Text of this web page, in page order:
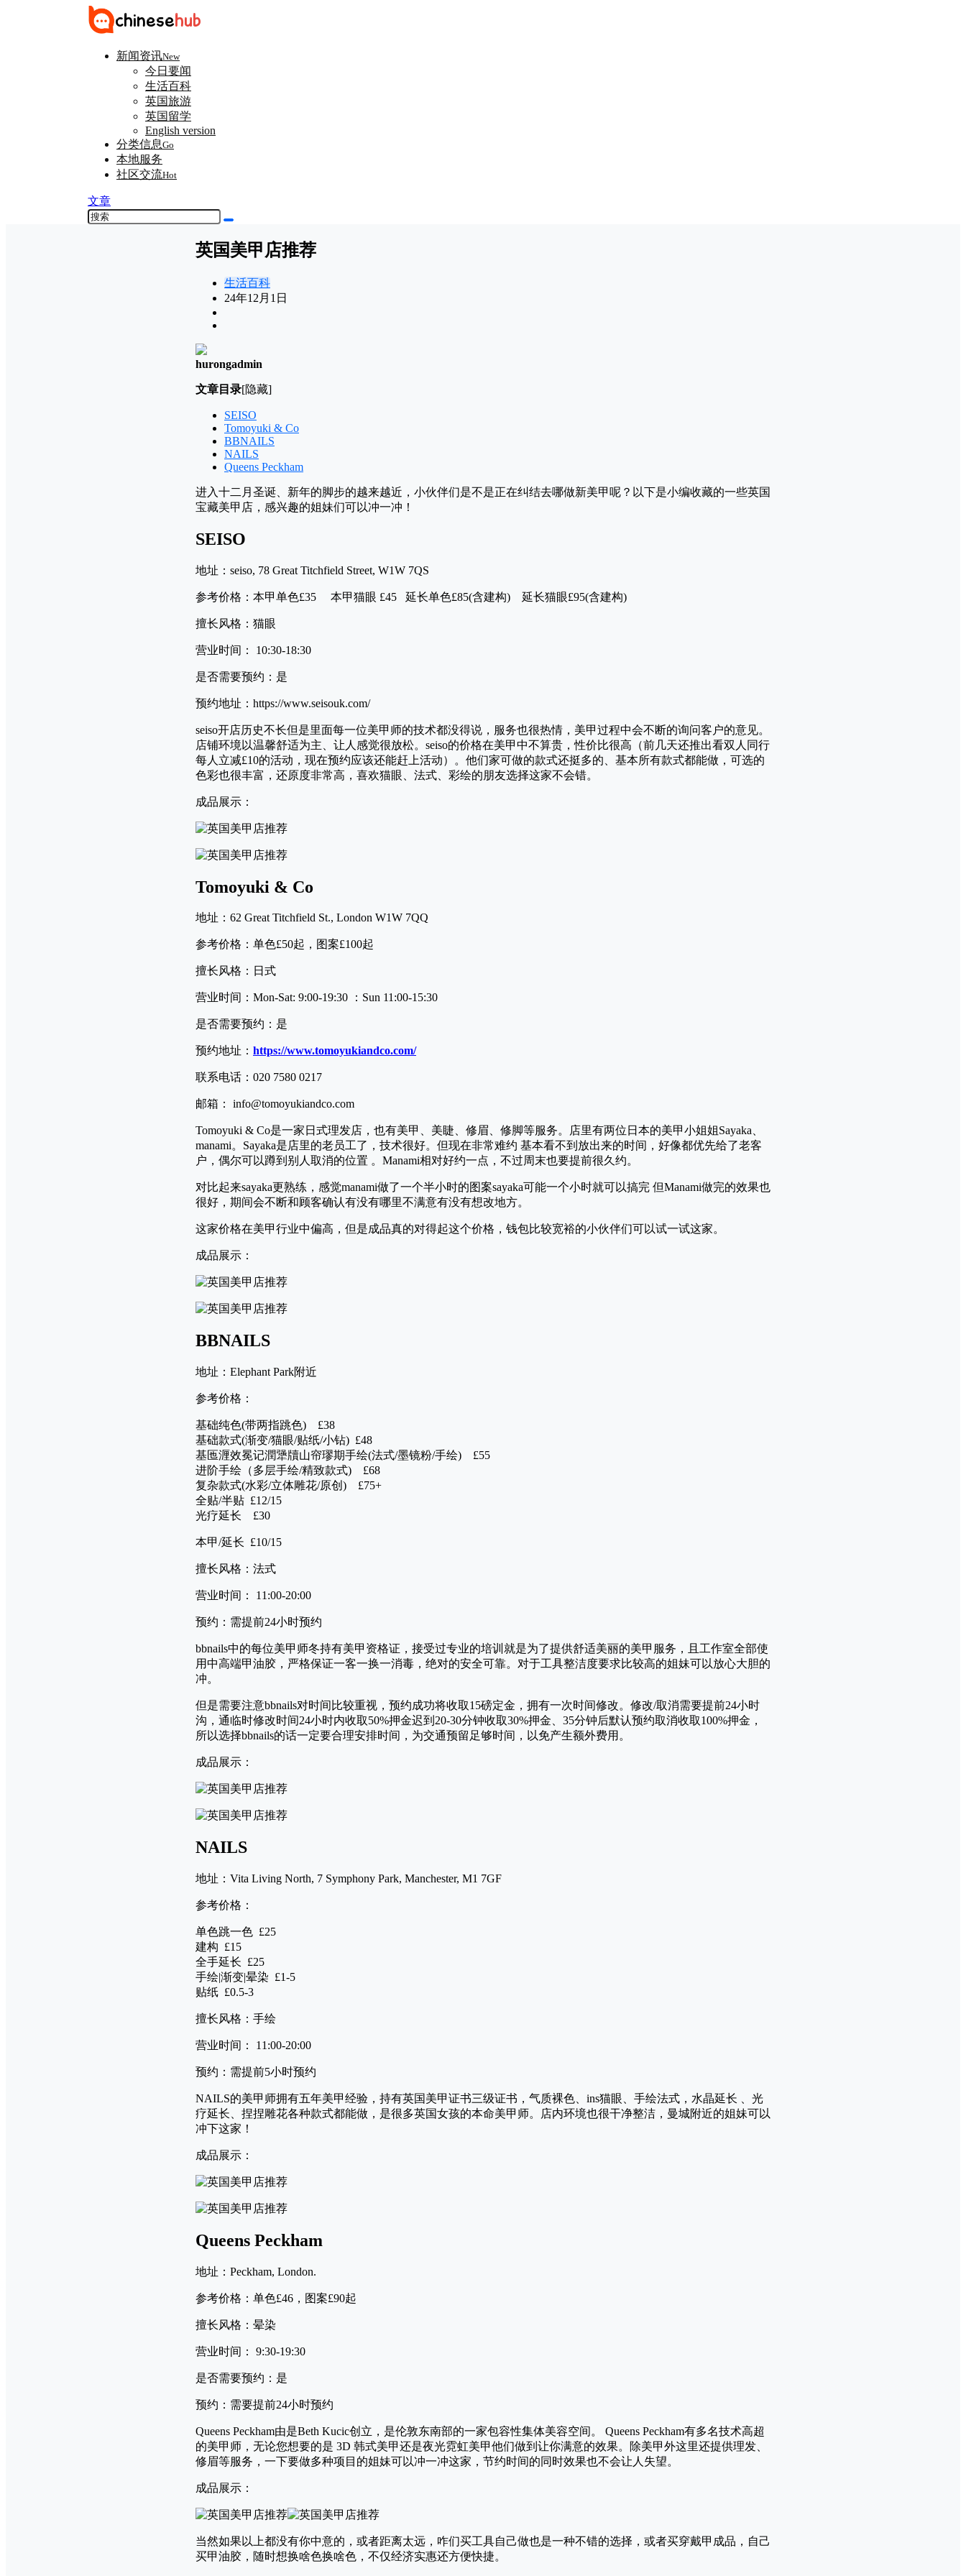
新闻资讯New
今日要闻
生活百科
英国旅游
英国留学
English version
分类信息Go
本地服务
社区交流Hot
文章
英国美甲店推荐
生活百科
24年12月1日
hurongadmin
文章目录[隐藏]
SEISO
Tomoyuki & Co
BBNAILS
NAILS
Queens Peckham
进入十二月圣诞、新年的脚步的越来越近，小伙伴们是不是正在纠结去哪做新美甲呢？以下是小编收藏的一些英国
宝藏美甲店，感兴趣的姐妹们可以冲一冲！
SEISO
地址：seiso, 78 Great Titchfield Street, W1W 7QS
参考价格：本甲单色£35 本甲猫眼 £45 延长单色£85(含建构) 延长猫眼£95(含建构)
擅长风格：猫眼
营业时间： 10:30-18:30
是否需要预约：是
预约地址：https://www.seisouk.com/
seiso开店历史不长但是里面每一位美甲师的技术都没得说，服务也很热情，美甲过程中会不断的询问客户的意见。
店铺环境以温馨舒适为主、让人感觉很放松。seiso的价格在美甲中不算贵，性价比很高（前几天还推出看双人同行
每人立减£10的活动，现在预约应该还能赶上活动）。他们家可做的款式还挺多的、基本所有款式都能做，可选的
色彩也很丰富，还原度非常高，喜欢猫眼、法式、彩绘的朋友选择这家不会错。
成品展示：
Tomoyuki & Co
地址：62 Great Titchfield St., London W1W 7QQ
参考价格：单色£50起，图案£100起
擅长风格：日式
营业时间：Mon-Sat: 9:00-19:30 ：Sun 11:00-15:30
是否需要预约：是
预约地址： https://www.tomoyukiandco.com/
联系电话：020 7580 0217
邮箱： info@tomoyukiandco.com
Tomoyuki & Co是一家日式理发店，也有美甲、美睫、修眉、修脚等服务。店里有两位日本的美甲小姐姐Sayaka、
manami。Sayaka是店里的老员工了，技术很好。但现在非常难约 基本看不到放出来的时间，好像都优先给了老客
户，偶尔可以蹲到别人取消的位置 。Manami相对好约一点，不过周末也要提前很久约。
对比起来sayaka更熟练，感觉manami做了一个半小时的图案sayaka可能一个小时就可以搞完 但Manami做完的效果也
很好，期间会不断和顾客确认有没有哪里不满意有没有想改地方。
这家价格在美甲行业中偏高，但是成品真的对得起这个价格，钱包比较宽裕的小伙伴们可以试一试这家。
成品展示：
BBNAILS
地址：Elephant Park附近
参考价格：
基础纯色(带两指跳色) £38
基础款式(渐变/猫眼/贴纸/小钻) £48
基匜湹效冕记潤犟牘山帘璆期手绘(法式/墨镜粉/手绘) £55
进阶手绘（多层手绘/精致款式) £68
复杂款式(水彩/立体雕花/原创) £75+
全贴/半贴 £12/15
光疗延长 £30
本甲/延长 £10/15
擅长风格：法式
营业时间： 11:00-20:00
预约：需提前24小时预约
bbnails中的每位美甲师冬持有美甲资格证，接受过专业的培训就是为了提供舒适美丽的美甲服务，且工作室全部使
用中高端甲油胶，严格保证一客一换一消毒，绝对的安全可靠。对于工具整洁度要求比较高的姐妹可以放心大胆的
冲。
但是需要注意bbnails对时间比较重视，预约成功将收取15磅定金，拥有一次时间修改。修改/取消需要提前24小时
沟，通临时修改时间24小时内收取50%押金迟到20-30分钟收取30%押金、35分钟后默认预约取消收取100%押金，
所以选择bbnails的话一定要合理安排时间，为交通预留足够时间，以免产生额外费用。
成品展示：
NAILS
地址：Vita Living North, 7 Symphony Park, Manchester, M1 7GF
参考价格：
单色跳一色 £25
建构 £15
全手延长 £25
手绘|渐变|晕染 £1-5
贴纸 £0.5-3
擅长风格：手绘
营业时间： 11:00-20:00
预约：需提前5小时预约
NAILS的美甲师拥有五年美甲经验，持有英国美甲证书三级证书，气质裸色、ins猫眼、手绘法式，水晶延长 、光
疗延长、捏捏雕花各种款式都能做，是很多英国女孩的本命美甲师。店内环境也很干净整洁，曼城附近的姐妹可以
冲下这家！
成品展示：
Queens Peckham
地址：Peckham, London.
参考价格：单色£46，图案£90起
擅长风格：晕染
营业时间： 9:30-19:30
是否需要预约：是
预约：需要提前24小时预约
Queens Peckham由是Beth Kucic创立，是伦敦东南部的一家包容性集体美容空间。 Queens Peckham有多名技术高超
的美甲师，无论您想要的是 3D 韩式美甲还是夜光霓虹美甲他们做到让你满意的效果。除美甲外这里还提供理发、
修眉等服务，一下要做多种项目的姐妹可以冲一冲这家，节约时间的同时效果也不会让人失望。
成品展示：
当然如果以上都没有你中意的，或者距离太远，咋们买工具自己做也是一种不错的选择，或者买穿戴甲成品，自己
买甲油胶，随时想换啥色换啥色，不仅经济实惠还方便快捷。